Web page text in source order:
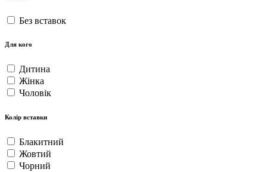
Без вставок
Для кого
Дитина
Жінка
Чоловік
Колір вставки
Блакитний
Жовтий
Чорний